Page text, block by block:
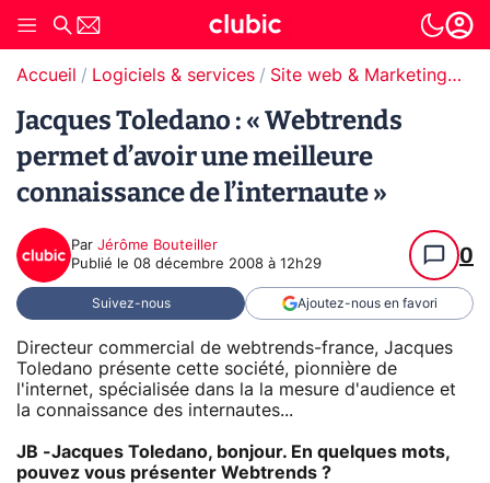
Accueil Logiciels & services Site web & Marketing Digital
Jacques Toledano : « Webtrends
permet d’avoir une meilleure
connaissance de l’internaute »
Par Jérôme Bouteiller
Publié le 08 décembre 2008 à 12h29 0
Suivez-nous Ajoutez-nous en favori
Directeur commercial de webtrends-france, Jacques
Toledano présente cette société, pionnière de
l'internet, spécialisée dans la la mesure d'audience et
la connaissance des internautes...
JB -Jacques Toledano, bonjour. En quelques mots,
pouvez vous présenter Webtrends ?